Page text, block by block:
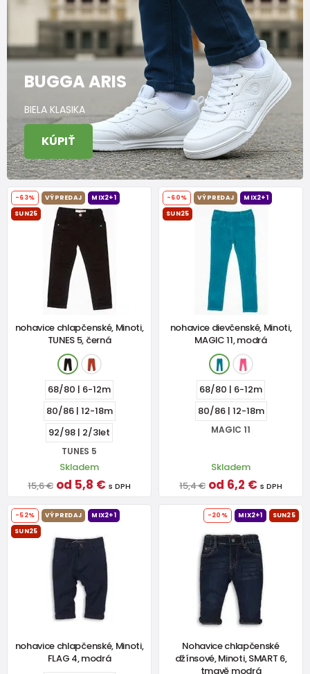
BUGGA ARIS
BIELA KLASIKA
KÚPIŤ
-63% VÝPREDAJ
MIX2+1
SUN25
nohavice chlapčenské, Minoti,
TUNES 5, černá
68/80 | 6-12m
80/86 | 12-18m
92/98 | 2/3let
TUNES 5
Skladem
15,6 € od 5,8 € s DPH
-60% VÝPREDAJ
MIX2+1
SUN25
nohavice dievčenské, Minoti,
MAGIC 11, modrá
68/80 | 6-12m
80/86 | 12-18m
MAGIC 11
Skladem
15,4 € od 6,2 € s DPH
-52% VÝPREDAJ
MIX2+1
SUN25
nohavice chlapčenské, Minoti,
FLAG 4, modrá
-20% MIX2+1 SUN25
Nohavice chlapčenské
džínsové, Minoti, SMART 6,
tmavě modrá